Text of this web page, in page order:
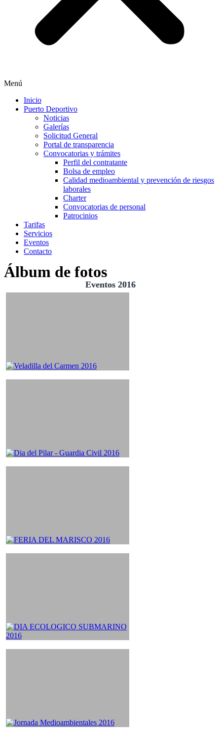
Menú
Inicio
Puerto Deportivo
Noticias
Galerías
Solicitud General
Portal de transparencia
Convocatorias y trámites
Perfil del contratante
Bolsa de empleo
Calidad medioambiental y prevención de riesgos
laborales
Charter
Convocatorias de personal
Patrocinios
Tarifas
Servicios
Eventos
Contacto
Álbum de fotos
Eventos 2016